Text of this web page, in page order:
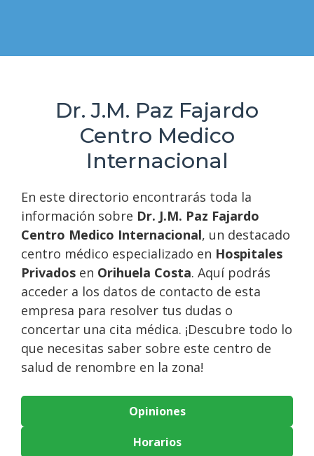
Dr. J.M. Paz Fajardo
Centro Medico
Internacional
En este directorio encontrarás toda la
información sobre Dr. J.M. Paz Fajardo
Centro Medico Internacional, un destacado
centro médico especializado en Hospitales
Privados en Orihuela Costa. Aquí podrás
acceder a los datos de contacto de esta
empresa para resolver tus dudas o
concertar una cita médica. ¡Descubre todo lo
que necesitas saber sobre este centro de
salud de renombre en la zona!
Opiniones
Horarios